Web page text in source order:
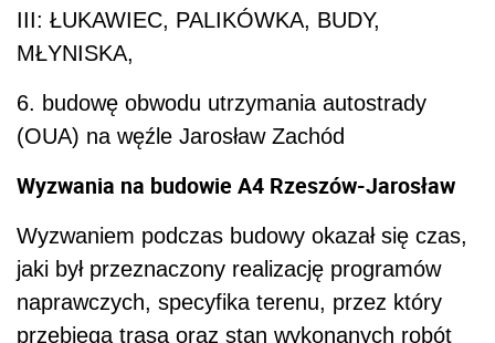
III: ŁUKAWIEC, PALIKÓWKA, BUDY,
MŁYNISKA,
6. budowę obwodu utrzymania autostrady
(OUA) na węźle Jarosław Zachód
Wyzwania na budowie A4 Rzeszów-Jarosław
Wyzwaniem podczas budowy okazał się czas,
jaki był przeznaczony realizację programów
naprawczych, specyfika terenu, przez który
przebiega trasa oraz stan wykonanych robót